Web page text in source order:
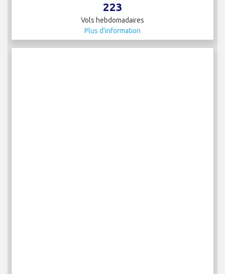
223
Vols hebdomadaires
Plus d'information